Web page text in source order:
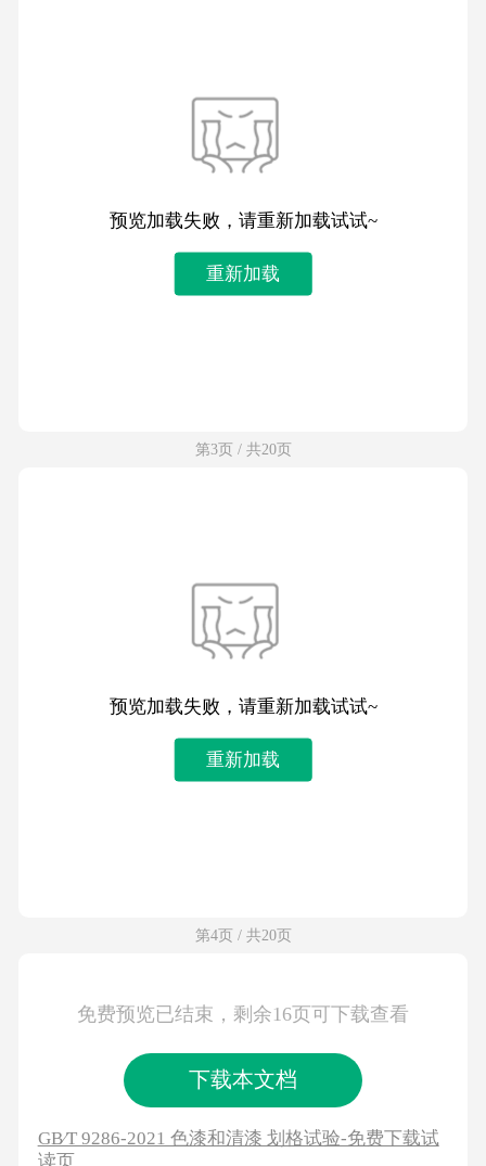
预览加载失败，请重新加载试试~
重新加载
第3页 / 共20页
预览加载失败，请重新加载试试~
重新加载
第4页 / 共20页
免费预览已结束，剩余16页可下载查看
下载本文档
GB∕T 9286-2021 色漆和清漆 划格试验-免费下载试
读页